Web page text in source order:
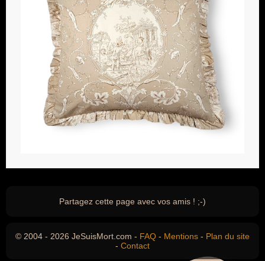
Partagez cette page avec vos amis ! ;-)
© 2004 - 2026 JeSuisMort.com - FAQ - Mentions - Plan du site
- Contact